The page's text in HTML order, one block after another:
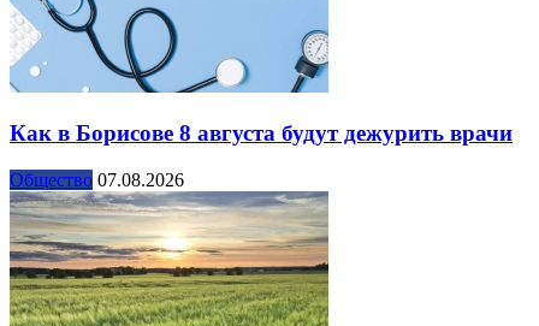
Как в Борисове 8 августа будут дежурить врачи
Общество 07.08.2026